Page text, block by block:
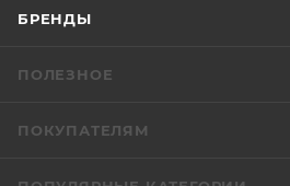
БРЕНДЫ
ПОЛЕЗНОЕ
ПОКУПАТЕЛЯМ